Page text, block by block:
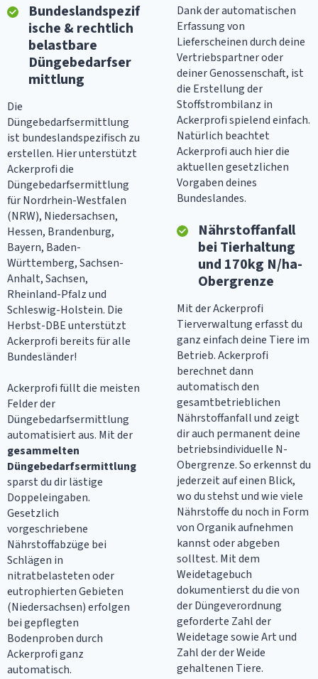
Bundeslandspezif
ische & rechtlich
belastbare
Düngebedarfser
mittlung
Die
Düngebedarfsermittlung
ist bundeslandspezifisch zu
erstellen. Hier unterstützt
Ackerprofi die
Düngebedarfsermittlung
für Nordrhein-Westfalen
(NRW), Niedersachsen,
Hessen, Brandenburg,
Bayern, Baden-
Württemberg, Sachsen-
Anhalt, Sachsen,
Rheinland-Pfalz und
Schleswig-Holstein. Die
Herbst-DBE unterstützt
Ackerprofi bereits für alle
Bundesländer!
Ackerprofi füllt die meisten
Felder der
Düngebedarfsermittlung
automatisiert aus. Mit der
gesammelten
Düngebedarfsermittlung
sparst du dir lästige
Doppeleingaben.
Gesetzlich
vorgeschriebene
Nährstoffabzüge bei
Schlägen in
nitratbelasteten oder
eutrophierten Gebieten
(Niedersachsen) erfolgen
bei gepflegten
Bodenproben durch
Ackerprofi ganz
automatisch.
Dank der automatischen
Erfassung von
Lieferscheinen durch deine
Vertriebspartner oder
deiner Genossenschaft, ist
die Erstellung der
Stoffstrombilanz in
Ackerprofi spielend einfach.
Natürlich beachtet
Ackerprofi auch hier die
aktuellen gesetzlichen
Vorgaben deines
Bundeslandes.
Nährstoffanfall
bei Tierhaltung
und 170kg N/ha-
Obergrenze
Mit der Ackerprofi
Tierverwaltung erfasst du
ganz einfach deine Tiere im
Betrieb. Ackerprofi
berechnet dann
automatisch den
gesamtbetrieblichen
Nährstoffanfall und zeigt
dir auch permanent deine
betriebsindividuelle N-
Obergrenze. So erkennst du
jederzeit auf einen Blick,
wo du stehst und wie viele
Nährstoffe du noch in Form
von Organik aufnehmen
kannst oder abgeben
solltest. Mit dem
Weidetagebuch
dokumentierst du die von
der Düngeverordnung
geforderte Zahl der
Weidetage sowie Art und
Zahl der der Weide
gehaltenen Tiere.